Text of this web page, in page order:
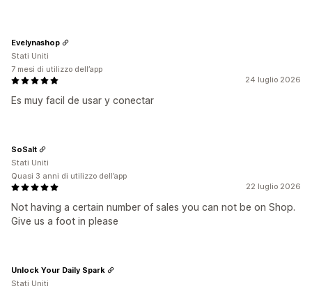
24 luglio 2026
Es muy facil de usar y conectar
Evelynashop
Stati Uniti
7 mesi di utilizzo dell’app
22 luglio 2026
Not having a certain number of sales you can not be on Shop.
Give us a foot in please
SoSalt
Stati Uniti
Quasi 3 anni di utilizzo dell’app
Unlock Your Daily Spark
Stati Uniti